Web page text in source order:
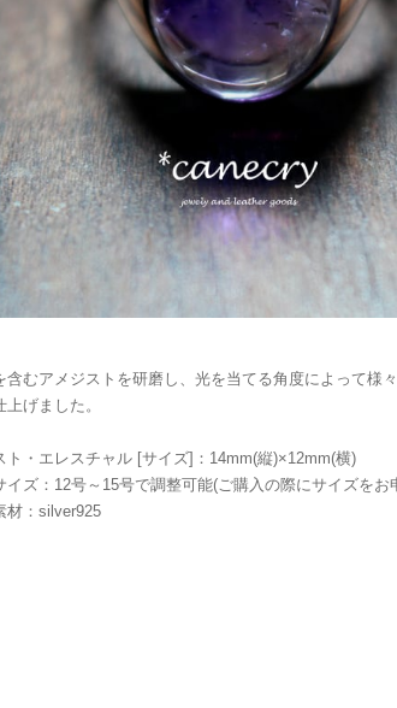
含むアメジストを研磨し、光を当てる角度によって様
げました。
ト・エレスチャル [サイズ]：14mm(縦)×12mm(横)
イズ：12号～15号で調整可能(ご購入の際にサイズをお
材：silver925